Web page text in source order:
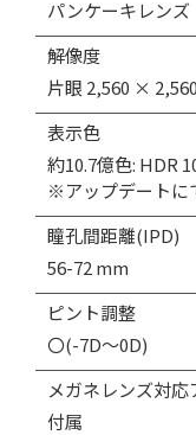
パンケーキレンズ
解像度
片眼 2,560 ×
表示色
約10.7億色: HDR
※アップデートに
瞳孔間距離(IPD)
56-72 mm
ピント調整
〇(-7D～0D)
メガネレンズ対応
付属